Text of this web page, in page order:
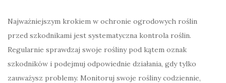
Najważniejszym krokiem w ochronie ogrodowych roślin
przed szkodnikami jest systematyczna kontrola roślin.
Regularnie sprawdzaj swoje rośliny pod kątem oznak
szkodników i podejmuj odpowiednie działania, gdy tylko
zauważysz problemy. Monitoruj swoje rośliny codziennie,